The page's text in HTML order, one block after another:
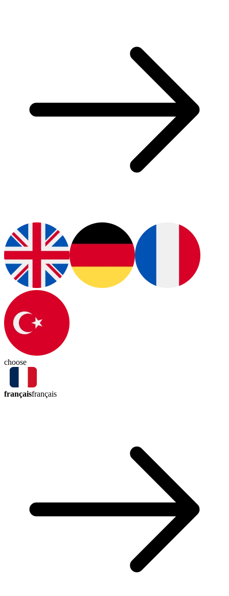
choose
françaisfrançais